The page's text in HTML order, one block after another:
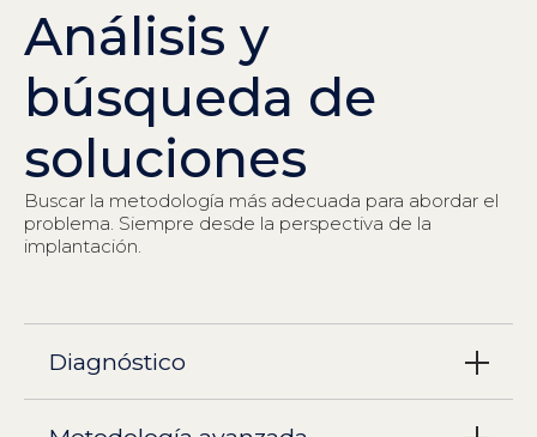
Análisis y
búsqueda de
soluciones
Buscar la metodología más adecuada para abordar el
problema. Siempre desde la perspectiva de la
implantación.
Diagnóstico